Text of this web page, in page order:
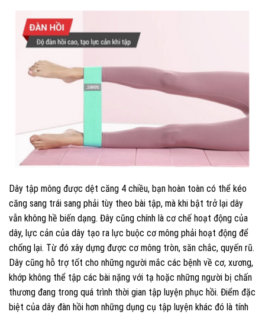
Dây tập mông được dệt căng 4 chiều, bạn hoàn toàn có thể kéo
căng sang trái sang phải tùy theo bài tập, mà khi bật trở lại dây
vẫn không hề biến dạng. Đây cũng chính là cơ chế hoạt động của
dây, lực cản của dây tạo ra lực buộc cơ mông phải hoạt động để
chống lại. Từ đó xây dựng được cơ mông tròn, săn chắc, quyến rũ.
Dây cũng hỗ trợ tốt cho những người mắc các bệnh về cơ, xương,
khớp không thể tập các bài nặng với tạ hoặc những người bị chấn
thương đang trong quá trình thời gian tập luyện phục hồi. Điểm đặc
biệt của dây đàn hồi hơn những dụng cụ tập luyện khác đó là tính